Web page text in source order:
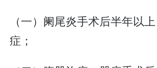
（一）阑尾炎手术后半年以
症；